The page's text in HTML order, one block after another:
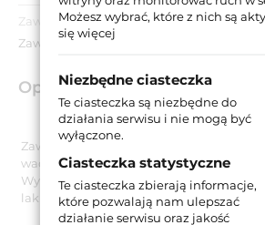
Zawartość opakowania:
Zawias.
Opis produktu
Zawias dedykowany do drzwi
wadze 30 kg.
Wykonany z aluminium i dostępny w
lakierowanym na biało.
Możesz wybrać, które z nich są
się więcej
Niezbędne ciasteczka
Te ciasteczka są niezbędne do
działania serwisu i nie mogą być
wyłączone.
Ciasteczka statystyczne
Te ciasteczka zbierają informacje,
które pozwalają nam ulepszać
działanie serwisu oraz jakość